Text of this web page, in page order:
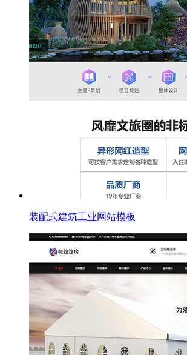
装配式建筑工业网站模板